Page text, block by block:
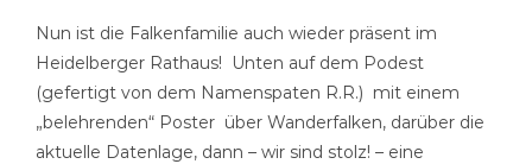
Nun ist die Falkenfamilie auch wieder präsent im
Heidelberger Rathaus! Unten auf dem Podest
(gefertigt von dem Namenspaten R.R.) mit einem
„belehrenden“ Poster über Wanderfalken, darüber die
aktuelle Datenlage, dann – wir sind stolz! – eine